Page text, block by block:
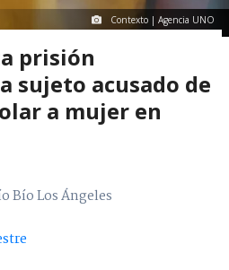
Contexto | Agencia UNO
prisión
sujeto acusado de
a mujer en
Bío Los Ángeles